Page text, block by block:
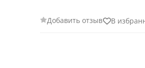
Добавить отзыв В